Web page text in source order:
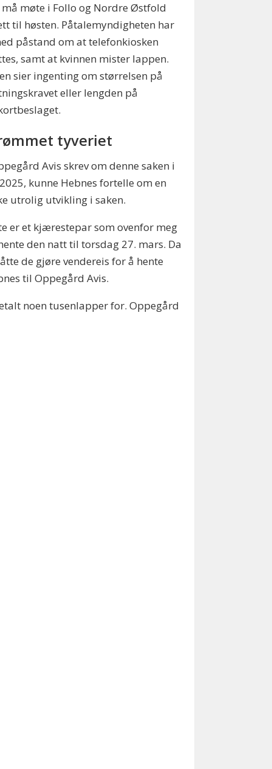
må møte i Follo og Nordre Østfold
til høsten. Påtalemyndigheten har
påstand om at telefonkiosken
samt at kvinnen mister lappen.
sier ingenting om størrelsen på
eller lengden på
tyveriet
Avis skrev om denne saken i
kunne Hebnes fortelle om en
utrolig utvikling i saken.
er et kjærestepar som ovenfor meg
den natt til torsdag 27. mars. Da
de gjøre vendereis for å hente
til Oppegård Avis.
noen tusenlapper for. Oppegård